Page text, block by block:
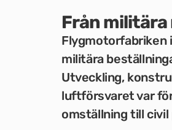
Från
Flygmotorfabriken
militära
Utveckling,
luftförsvaret var
omställning till